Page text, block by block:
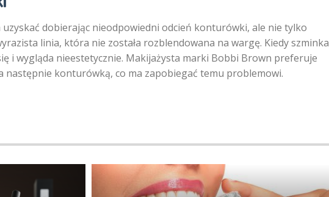
dobierając nieodpowiedni odcień konturówki, ale nie tylko
linia, która nie została rozblendowana na wargę. Kiedy szminka
i wygląda nieestetycznie. Makijażysta marki Bobbi Brown preferuje
następnie konturówką, co ma zapobiegać temu problemowi.